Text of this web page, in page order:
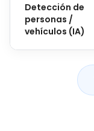
Detección de
personas /
vehículos (IA)